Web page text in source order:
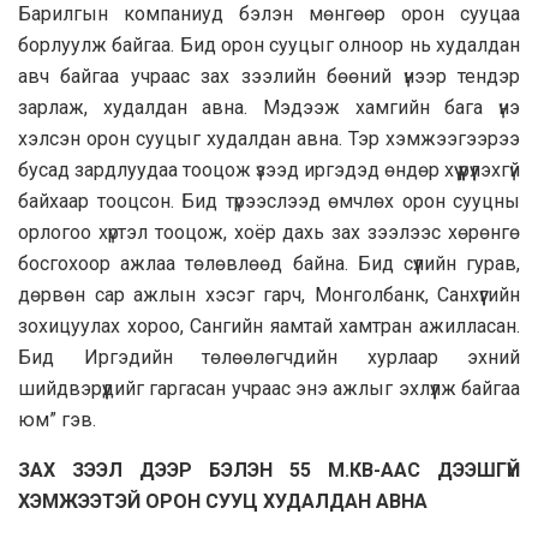
Барилгын компаниуд бэлэн мөнгөөр орон сууцаа
борлуулж байгаа. Бид орон сууцыг олноор нь худалдан
авч байгаа учраас зах зээлийн бөөний үнээр тендэр
зарлаж, худалдан авна. Мэдээж хамгийн бага үнэ
хэлсэн орон сууцыг худалдан авна. Тэр хэмжээгээрээ
бусад зардлуудаа тооцож үзээд иргэдэд өндөр хүү үүрүүлэхгүй
байхаар тооцсон. Бид түрээслээд өмчлөх орон сууцны
орлогоо хүртэл тооцож, хоёр дахь зах зээлээс хөрөнгө
босгохоор ажлаа төлөвлөөд байна. Бид сүүлийн гурав,
дөрвөн сар ажлын хэсэг гарч, Монголбанк, Санхүүгийн
зохицуулах хороо, Сангийн яамтай хамтран ажилласан.
Бид Иргэдийн төлөөлөгчдийн хурлаар эхний
шийдвэрүүдийг гаргасан учраас энэ ажлыг эхлүүлж байгаа
юм” гэв.
ЗАХ ЗЭЭЛ ДЭЭР БЭЛЭН 55 М.КВ-ААС ДЭЭШГҮЙ
ХЭМЖЭЭТЭЙ ОРОН СУУЦ ХУДАЛДАН АВНА